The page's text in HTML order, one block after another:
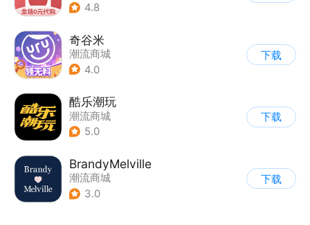
4.8
奇谷米
潮流商城
4.0
下载
酷乐潮玩
潮流商城
5.0
下载
BrandyMelville
潮流商城
3.0
下载